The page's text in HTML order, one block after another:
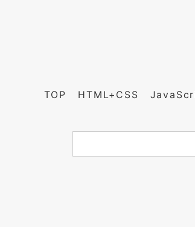
TOP HTML+CSS